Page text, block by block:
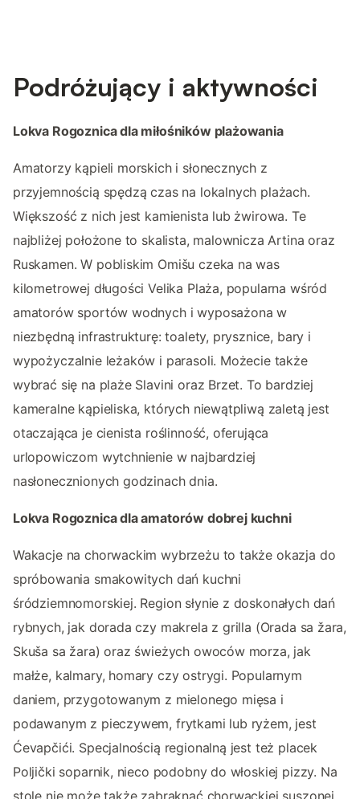
Podróżujący i aktywności
Lokva Rogoznica dla miłośników plażowania
Amatorzy kąpieli morskich i słonecznych z
przyjemnością spędzą czas na lokalnych plażach.
Większość z nich jest kamienista lub żwirowa. Te
najbliżej położone to skalista, malownicza Artina oraz
Ruskamen. W pobliskim Omišu czeka na was
kilometrowej długości Velika Plaża, popularna wśród
amatorów sportów wodnych i wyposażona w
niezbędną infrastrukturę: toalety, prysznice, bary i
wypożyczalnie leżaków i parasoli. Możecie także
wybrać się na plaże Slavini oraz Brzet. To bardziej
kameralne kąpieliska, których niewątpliwą zaletą jest
otaczająca je cienista roślinność, oferująca
urlopowiczom wytchnienie w najbardziej
nasłonecznionych godzinach dnia.
Lokva Rogoznica dla amatorów dobrej kuchni
Wakacje na chorwackim wybrzeżu to także okazja do
spróbowania smakowitych dań kuchni
śródziemnomorskiej. Region słynie z doskonałych dań
rybnych, jak dorada czy makrela z grilla (Orada sa žara,
Skuša sa žara) oraz świeżych owoców morza, jak
małże, kalmary, homary czy ostrygi. Popularnym
daniem, przygotowanym z mielonego mięsa i
podawanym z pieczywem, frytkami lub ryżem, jest
Ćevapčići. Specjalnością regionalną jest też placek
Poljički soparnik, nieco podobny do włoskiej pizzy. Na